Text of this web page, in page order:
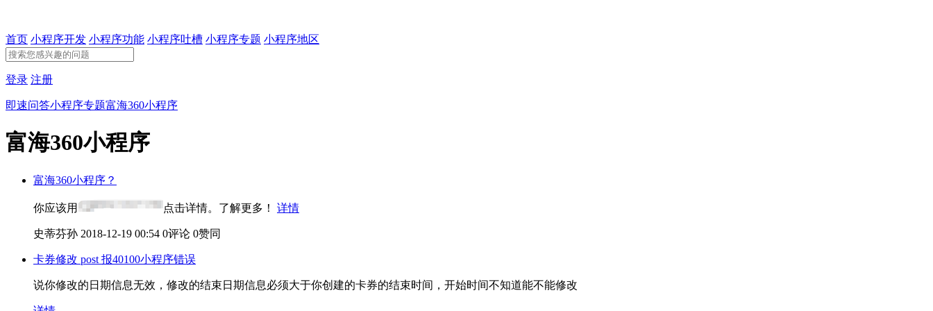
首页 小程序开发 小程序功能 小程序吐槽 小程序专题 小程序地区
登录 注册
即速问答小程序专题富海360小程序
富海360小程序
富海360小程序？
你应该用 点击详情。了解更多！ 详情
史蒂芬孙 2018-12-19 00:54 0评论 0赞同
卡券修改 post 报40100小程序错误
说你修改的日期信息无效，修改的结束日期信息必须大于你创建的卡券的结束时间，开始时间不知道能不能修改